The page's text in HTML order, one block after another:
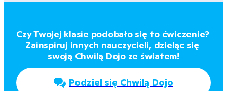
Czy Twojej klasie podobało się to ćwiczenie?
Zainspiruj innych nauczycieli, dzieląc się
swoją Chwilą Dojo ze światem!
Podziel się Chwilą Dojo